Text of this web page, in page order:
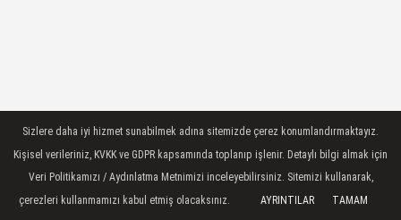
Sizlere daha iyi hizmet sunabilmek adına sitemizde çerez konumlandırmaktayız.
Kişisel verileriniz, KVKK ve GDPR kapsamında toplanıp işlenir. Detaylı bilgi almak için
Veri Politikamızı / Aydınlatma Metnimizi inceleyebilirsiniz. Sitemizi kullanarak,
çerezleri kullanmamızı kabul etmiş olacaksınız.
AYRINTILAR TAMAM